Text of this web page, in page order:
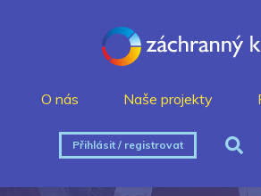
O nás Naše projekty
Přihlásit / registrovat